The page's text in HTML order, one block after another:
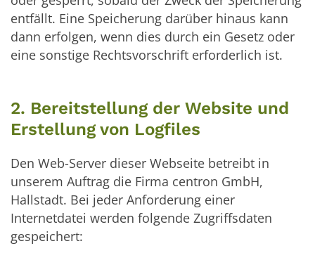
entfällt. Eine Speicherung darüber hinaus kann
dann erfolgen, wenn dies durch ein Gesetz oder
eine sonstige Rechtsvorschrift erforderlich ist.
2. Bereitstellung der Website und
Erstellung von Logfiles
Den Web-Server dieser Webseite betreibt in
unserem Auftrag die Firma centron GmbH,
Hallstadt. Bei jeder Anforderung einer
Internetdatei werden folgende Zugriffsdaten
gespeichert: